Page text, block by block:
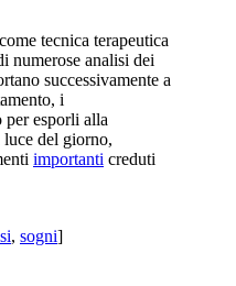
come tecnica terapeutica
numerose analisi dei
successivamente a
i
esporli alla
del giorno,
importanti creduti
, sogni]